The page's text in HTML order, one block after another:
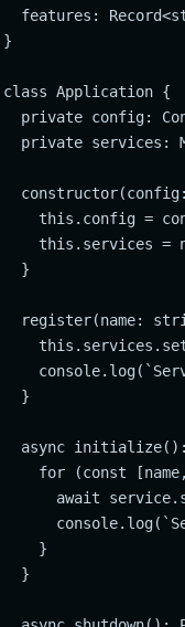
features:
}
class Application {
private config:
private services:
this.config =
this.services =
  }
register(name:
  }
async
for (const
await
    }
  }